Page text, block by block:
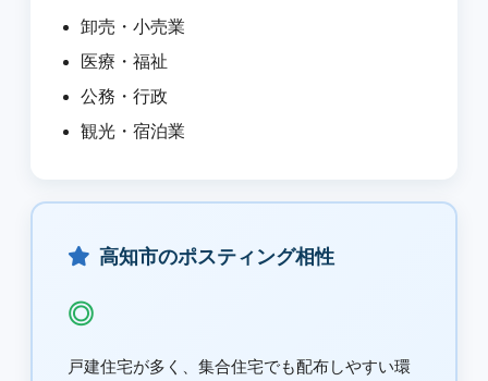
卸売・小売業
医療・福祉
公務・行政
観光・宿泊業
高知市のポスティング相性
◎
戸建住宅が多く、集合住宅でも配布しやすい環